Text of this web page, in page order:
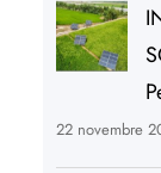
22 novembre